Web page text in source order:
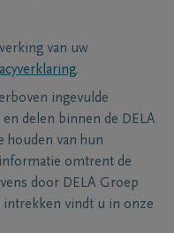
van uw
.
ingevulde
delen binnen de DELA
houden van hun
omtrent de
door DELA Groep
intrekken vindt u in onze